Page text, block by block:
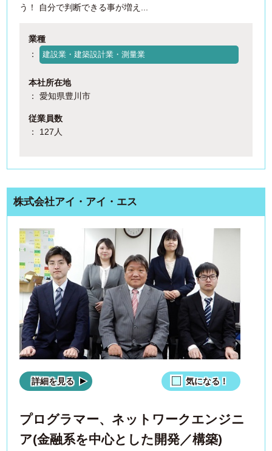
う！ 自分で判断できる事が増え...
業種
：
建設業・建築設計業・測量業
本社所在地
： 愛知県豊川市
従業員数
： 127人
株式会社アイ・アイ・エス
詳細を見る 気になる！
プログラマー、ネットワークエンジニ
ア(金融系を中心とした開発／構築)